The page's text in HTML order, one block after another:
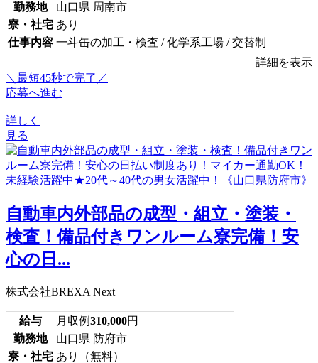
勤務地
山口県 周南市
寮・社宅 あり
仕事内容 一斗缶の加工・検査 / 化学系工場 / 交替制
詳細を表示
＼最短45秒で完了／
応募へ進む
詳しく
見る
自動車内外部品の成型・組立・塗装・
検査！備品付きワンルーム寮完備！安
心の日...
株式会社BREXA Next
給与 月収例310,000円
勤務地
山口県 防府市
寮・社宅 あり（無料）